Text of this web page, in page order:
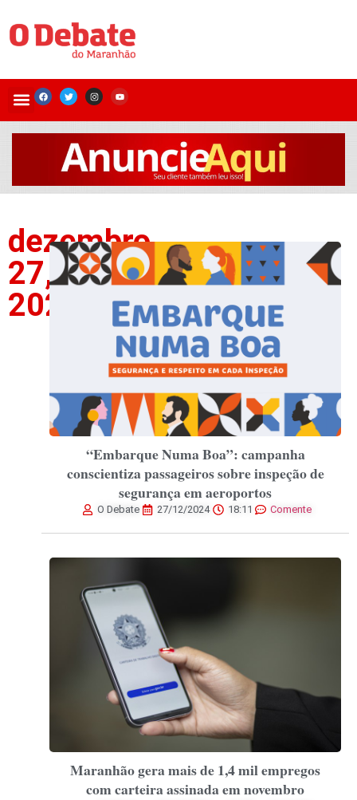
dezembro
27,
2024
“Embarque Numa Boa”: campanha
conscientiza passageiros sobre inspeção de
segurança em aeroportos
O Debate 27/12/2024 18:11 Comente
Maranhão gera mais de 1,4 mil empregos
com carteira assinada em novembro